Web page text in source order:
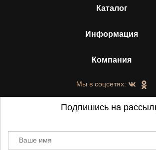
Каталог
Информация
Компания
Мы в соцсетях:
©2021-2026 - ShoesTown.ru -
Подпишись на
Ваше имя